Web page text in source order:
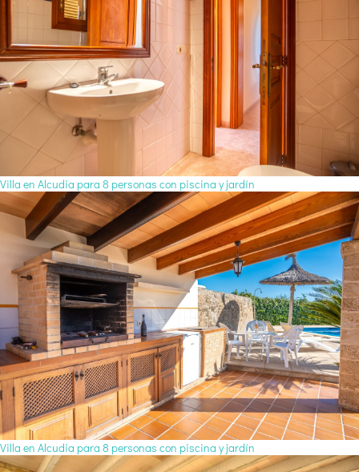
Villa en Alcudia para 8 personas con piscina y jardín
Villa en Alcudia para 8 personas con piscina y jardín